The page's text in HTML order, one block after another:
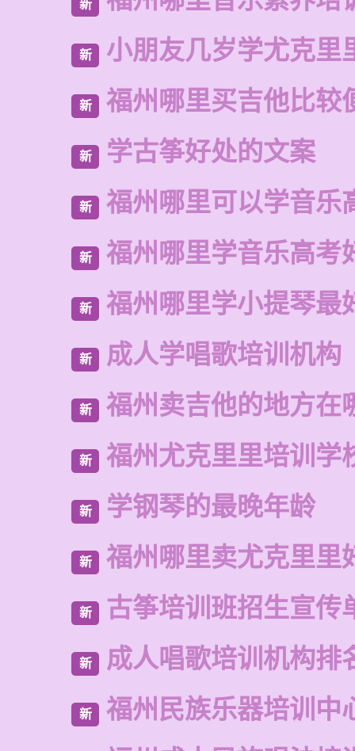
新
新 小朋友几岁学尤克里
新 福州哪里买吉他比较
新 学古筝好处的文案
新 福州哪里可以学音乐
新 福州哪里学音乐高考
新 福州哪里学小提琴最
新 成人学唱歌培训机构
新 福州卖吉他的地方在
新 福州尤克里里培训学
新 学钢琴的最晚年龄
新 福州哪里卖尤克里里
新 古筝培训班招生宣传
新 成人唱歌培训机构排
新
福州民族乐器培训中